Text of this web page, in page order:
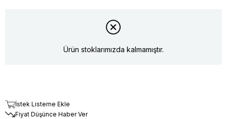
Ürün stoklarımızda kalmamıştır.
İstek Listeme Ekle
Fiyat Düşünce Haber Ver